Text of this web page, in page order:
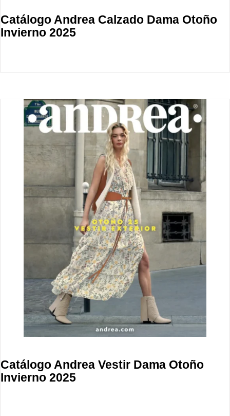
Catálogo Andrea Calzado Dama Otoño
Invierno 2025
Catálogo Andrea Vestir Dama Otoño
Invierno 2025